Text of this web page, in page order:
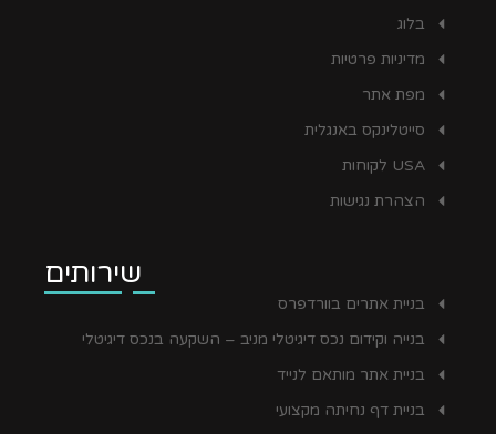
בלוג
מדיניות פרטיות
מפת אתר
סייטלינקס באנגלית
USA לקוחות
הצהרת נגישות
שירותים
בניית אתרים בוורדפרס
בנייה וקידום נכס דיגיטלי מניב – השקעה בנכס דיגיטלי
בניית אתר מותאם לנייד
בניית דף נחיתה מקצועי